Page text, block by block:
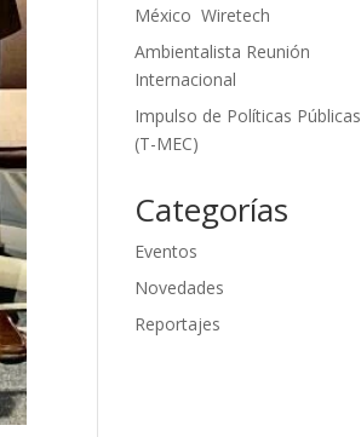
México Wiretech
Ambientalista Reunión
Internacional
Impulso de Políticas Públicas
(T-MEC)
Categorías
Eventos
Novedades
Reportajes